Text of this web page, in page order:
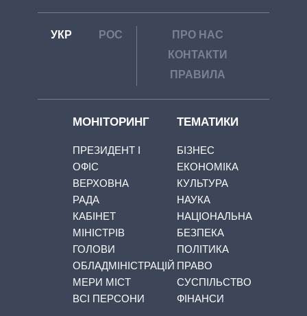
УКР РОС
ПРО НАС
КОНТАКТИ
ПРАВИЛА
МОНІТОРИНГ
ПРЕЗИДЕНТ І
ОФІС
ВЕРХОВНА
РАДА
КАБІНЕТ
МІНІСТРІВ
ГОЛОВИ
ОБЛАДМІНІСТРАЦІЙ
МЕРИ МІСТ
ВСІ ПЕРСОНИ
ТЕМАТИКИ
БІЗНЕС
ЕКОНОМІКА
КУЛЬТУРА
НАУКА
НАЦІОНАЛЬНА
БЕЗПЕКА
ПОЛІТИКА
ПРАВО
СУСПІЛЬСТВО
ФІНАНСИ